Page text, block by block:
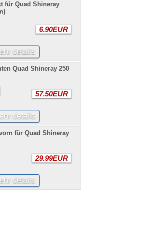
für Quad Shineray
6.90EUR
details
Quad Shineray 250
57.50EUR
details
für Quad Shineray
29.99EUR
details